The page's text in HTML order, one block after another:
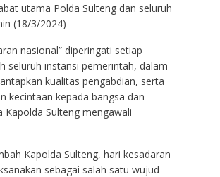
utama Polda Sulteng dan seluruh
(18/3/2024)
nasional” diperingati setiap
seluruh instansi pemerintah, dalam
kualitas pengabdian, serta
kecintaan kepada bangsa dan
Kapolda Sulteng mengawali
Kapolda Sulteng, hari kesadaran
sebagai salah satu wujud